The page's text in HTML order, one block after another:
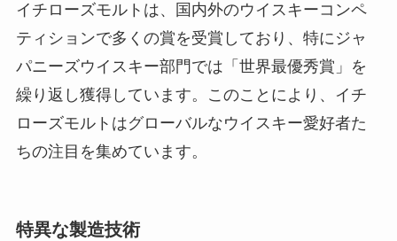
イチローズモルトは、国内外のウイスキーコンペ
ティションで多くの賞を受賞しており、特にジャ
パニーズウイスキー部門では「世界最優秀賞」を
繰り返し獲得しています。このことにより、イチ
ローズモルトはグローバルなウイスキー愛好者た
ちの注目を集めています。
特異な製造技術